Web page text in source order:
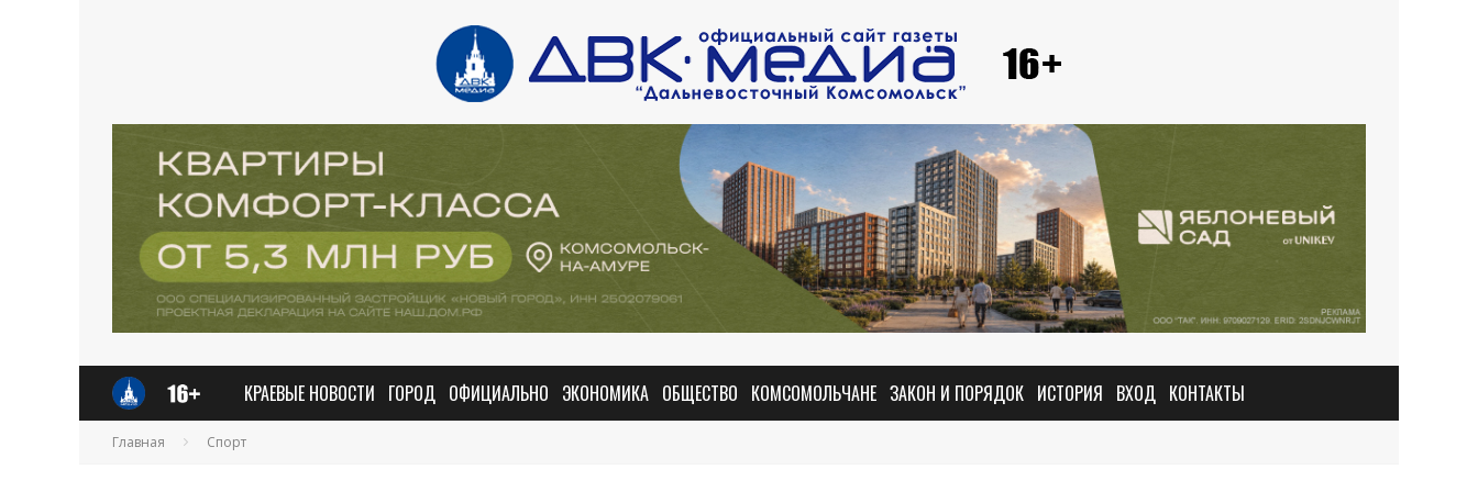
КРАЕВЫЕ НОВОСТИ ГОРОД ОФИЦИАЛЬНО ЭКОНОМИКА ОБЩЕСТВО КОМСОМОЛЬЧАНЕ ЗАКОН И ПОРЯДОК ИСТОРИЯ ВХОД КОНТАКТЫ
Главная Спорт